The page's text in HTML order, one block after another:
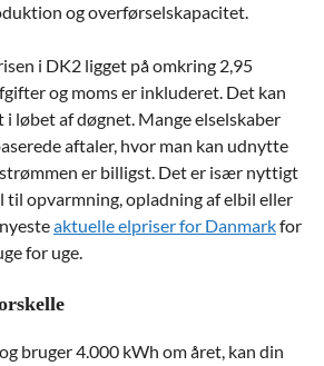
og overførselskapacitet.
i DK2 ligget på omkring 2,95
og moms er inkluderet. Det kan
løbet af døgnet. Mange elselskaber
aftaler, hvor man kan udnytte
er billigst. Det er især nyttigt
til opvarmning, opladning af elbil eller
aktuelle elpriser for Danmarkfor
for uge.
bruger 4.000 kWh om året, kan din